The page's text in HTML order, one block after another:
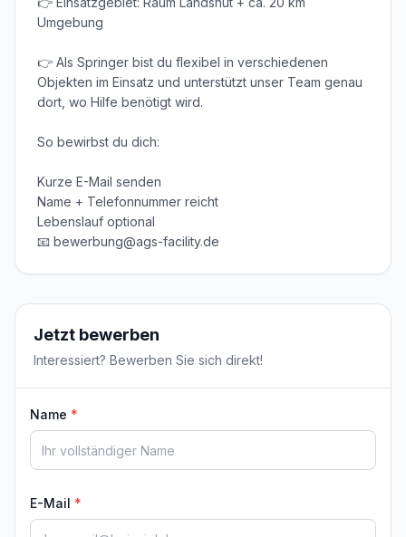
Umgebung
👉 Als Springer bist du flexibel in verschiedenen
Objekten im Einsatz und unterstützt unser Team genau
dort, wo Hilfe benötigt wird.
So bewirbst du dich:
Kurze E-Mail senden
Name + Telefonnummer reicht
Lebenslauf optional
📧 bewerbung@ags-facility.de
Jetzt bewerben
Interessiert? Bewerben Sie sich direkt!
Name *
E-Mail *